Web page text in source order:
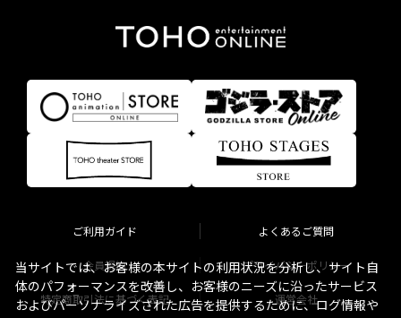
ご利用ガイド よくあるご質問
会員規約 プライバシーポリシー
特定商取引法に基づく表記 運営会社
当サイトでは、お客様の本サイトの利用状況を分析し、サイト自
体のパフォーマンスを改善し、お客様のニーズに沿ったサービス
およびパーソナライズされた広告を提供するために、ログ情報や